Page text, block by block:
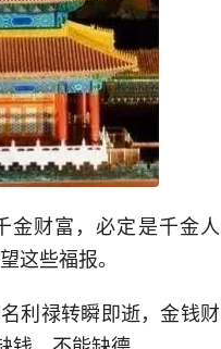
金财富，必定是千金人
这些福报。
利禄转瞬即逝，金钱财